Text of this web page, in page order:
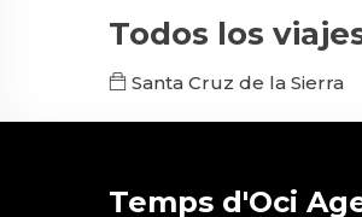
Todos los
Santa Cruz de la Sierra
Temps d'Oci